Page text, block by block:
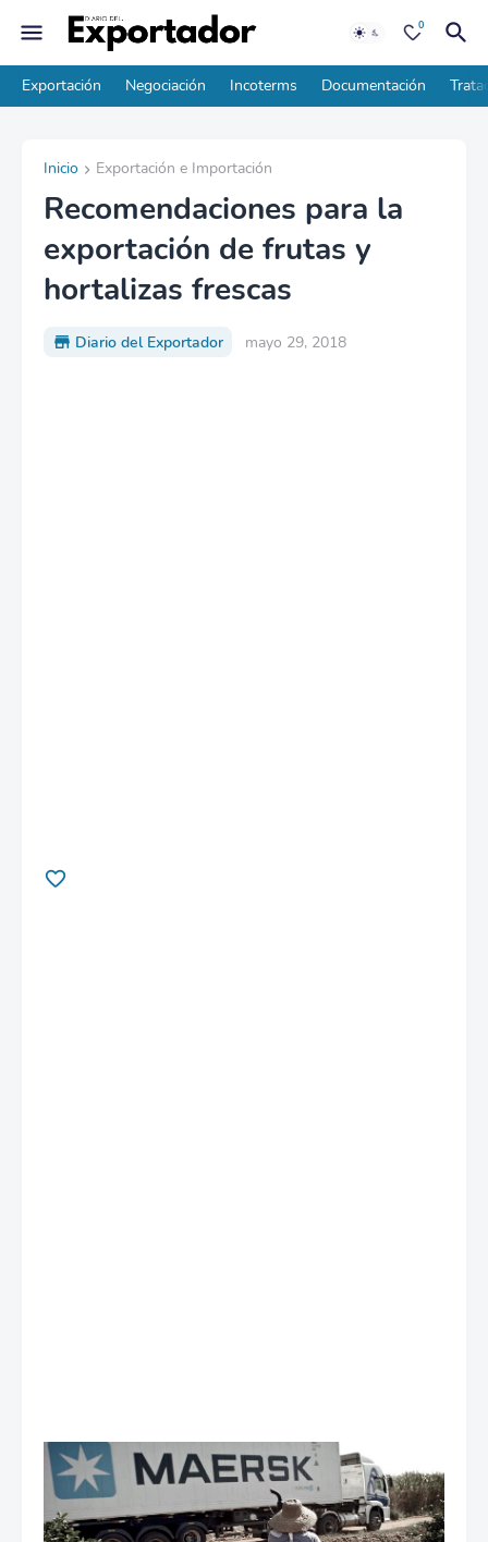
0
Exportación Negociación Incoterms Documentación
Inicio Exportación e Importación
Recomendaciones para la
exportación de frutas y
hortalizas frescas
Diario del Exportador mayo 29, 2018